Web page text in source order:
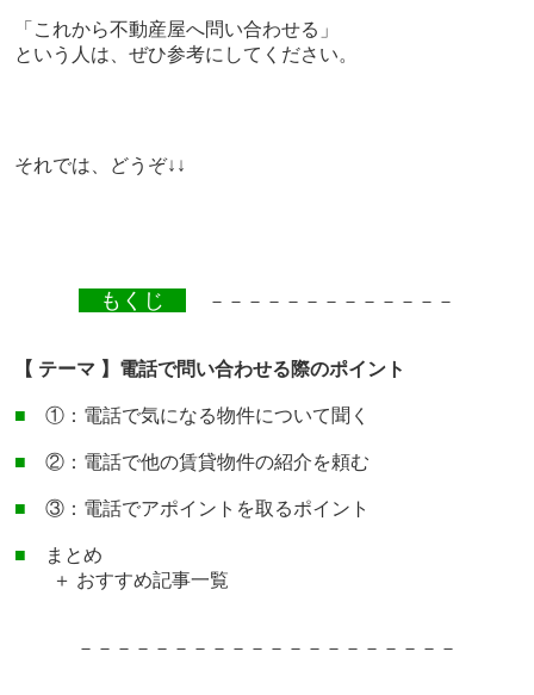
「これから不動産屋へ問い合わせる」
という人は、ぜひ参考にしてください。
それでは、どうぞ↓↓
もくじ －－－－－－－－－－－－－
【 テーマ 】電話で問い合わせる際のポイント
■ ①：電話で気になる物件について聞く
■ ②：電話で他の賃貸物件の紹介を頼む
■ ③：電話でアポイントを取るポイント
■ まとめ
＋ おすすめ記事一覧
－－－－－－－－－－－－－－－－－－－－